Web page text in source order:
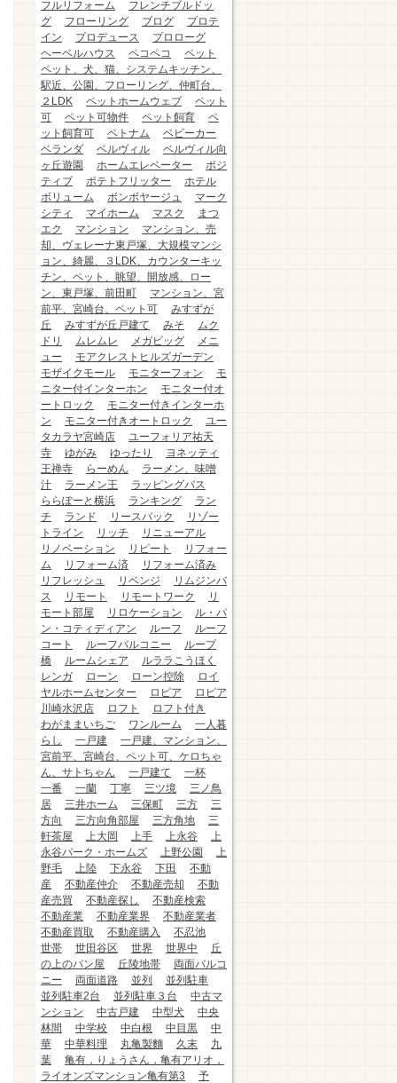
フルリフォーム
フレンチブルドッ
グ
フローリング ブログ
プロテ
イン
プロデュース
プロローグ
ヘーベルハウス
ペコペコ
ペット
ペット、犬、猫、システムキッチン、
駅近、公園、フローリング、仲町台、
２LDK
ペットホームウェブ
ペット
可
ペット可物件 ペット飼育
ペ
ット飼育可
ベトナム
ベビーカー
ベランダ
ベルヴィル
ベルヴィル向
ヶ丘遊園
ホームエレベーター
ポジ
ティブ
ポテトフリッター
ホテル
ボリューム
ボンボヤージュ
マーク
シティ
マイホーム マスク
まつ
エク
マンション
マンション、売
却、ヴェレーナ東戸塚、大規模マンシ
ョン、綺麗、３LDK、カウンターキッ
チン、ペット、眺望、開放感、ロー
ン、東戸塚、前田町
マンション、宮
前平、宮崎台、ペット可
みすずが
丘
みすずが丘戸建て みそ
ムク
ドリ
ムレムレ メガビッグ
メニ
ュー
モアクレストヒルズガーデン
モザイクモール
モニターフォン
モ
ニター付インターホン
モニター付オ
ートロック
モニター付きインターホ
ン
モニター付きオートロック
ユー
タカラヤ宮崎店
ユーフォリア祐天
寺
ゆがみ ゆったり
ヨネッティ
王禅寺
らーめん
ラーメン、味噌
汁
ラーメン王
ラッピングバス
ららぽーと横浜
ランキング
ラン
チ
ランド リースバック
リゾー
トライン
リッチ
リニューアル
リノベーション
リピート
リフォー
ム
リフォーム済
リフォーム済み
リフレッシュ
リベンジ
リムジンバ
ス
リモート リモートワーク
リ
モート部屋
リロケーション
ル・パ
ン・コティディアン
ルーフ
ルーフ
コート
ルーフバルコニー
ループ
橋
ルームシェア
ルララこうほく
レンガ
ローン ローン控除
ロイ
ヤルホームセンター
ロピア
ロピア
川崎水沢店
ロフト
ロフト付き
わがままいちご
ワンルーム
一人暮
らし
一戸建
一戸建、マンション、
宮前平、宮崎台、ペット可、ケロちゃ
ん、サトちゃん
一戸建て
一杯
一番
一蘭 丁寧 三ツ境
三ノ鳥
居
三井ホーム 三保町 三方
三
方向
三方向角部屋 三方角地
三
軒茶屋
上大岡 上手 上永谷
上
永谷パーク・ホームズ
上野公園
上
野毛
上陸 下永谷 下田
不動
産
不動産仲介 不動産売却
不動
産売買
不動産探し
不動産検索
不動産業
不動産業界
不動産業者
不動産買取
不動産購入
不忍池
世帯
世田谷区 世界 世界中
丘
の上のパン屋
丘陵地帯
両面バルコ
ニー
両面道路 並列
並列駐車
並列駐車2台
並列駐車３台
中古マ
ンション
中古戸建 中型犬
中央
林間
中学校 中白根 中目黒
中
華
中華料理 丸亀製麵 久末
九
葉
亀有，りょうさん，亀有アリオ，
ライオンズマンション亀有第3
予